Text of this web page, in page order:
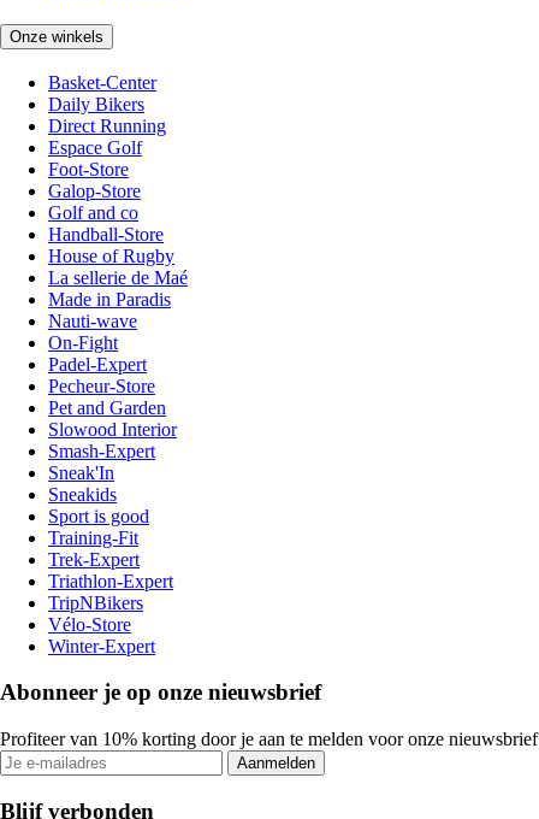
Onze winkels
Basket-Center
Daily Bikers
Direct Running
Espace Golf
Foot-Store
Galop-Store
Golf and co
Handball-Store
House of Rugby
La sellerie de Maé
Made in Paradis
Nauti-wave
On-Fight
Padel-Expert
Pecheur-Store
Pet and Garden
Slowood Interior
Smash-Expert
Sneak'In
Sneakids
Sport is good
Training-Fit
Trek-Expert
Triathlon-Expert
TripNBikers
Vélo-Store
Winter-Expert
Abonneer je op onze nieuwsbrief
Profiteer van 10% korting door je aan te melden voor onze nieuwsbrief
Aanmelden
Blijf verbonden